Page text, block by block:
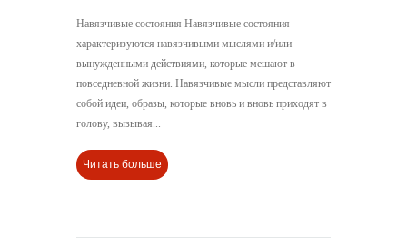
Навязчивые состояния Навязчивые состояния
характеризуются навязчивыми мыслями и/или
вынужденными действиями, которые мешают в
повседневной жизни. Навязчивые мысли представляют
собой идеи, образы, которые вновь и вновь приходят в
голову, вызывая...
Читать больше